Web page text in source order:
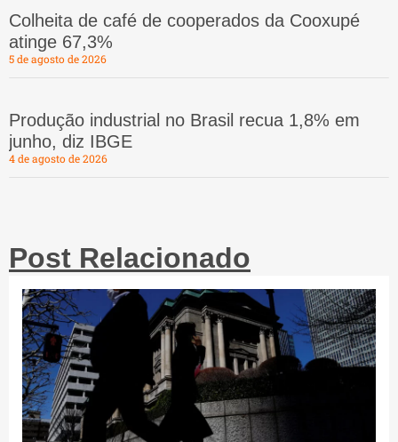
Colheita de café de cooperados da Cooxupé
atinge 67,3%
5 de agosto de 2026
Produção industrial no Brasil recua 1,8% em
junho, diz IBGE
4 de agosto de 2026
Post Relacionado